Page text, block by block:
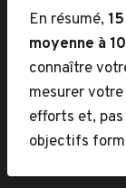
En résumé,
moyenne à
connaître
mesurer
efforts et, pas
objectifs